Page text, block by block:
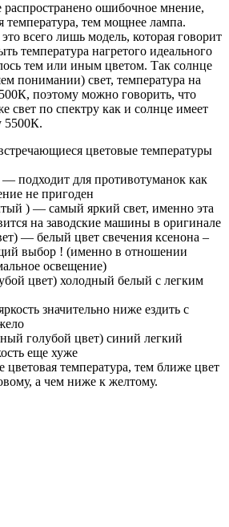
ошибочное мнение,
температура, тем мощнее лампа.
всего лишь модель, которая говорит
температура нагретого идеального
тем или иным цветом. Так солнце
понимании) свет, температура на
поэтому можно говорить, что
свет по спектру как и солнце имеет
5500К.
цветовые температуры
подходит для противотуманок как
не пригоден
) — самый яркий свет, именно эта
на заводские машины в оригинале
— белый цвет свечения ксенона –
выбор ! (именно в отношении
освещение)
цвет) холодный белый с легким
значительно ниже ездить с
голубой цвет) синий легкий
еще хуже
цветовая температура, тем ближе цвет
а чем ниже к желтому.